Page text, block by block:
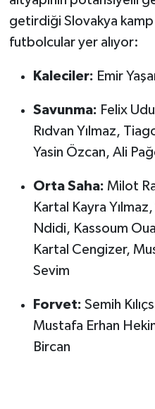
getirdiği Slovakya
futbolcular yer alıyor:
Kaleciler: Emir
Savunma: Felix
Rıdvan Yılmaz,
Yasin Özcan, Ali
Orta Saha: Milot
Kartal Kayra
Ndidi, Kassoum
Kartal Cengizer,
Sevim
Forvet: Semih
Mustafa Erhan
Bircan